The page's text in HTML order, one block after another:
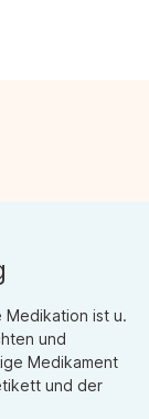
Medikation ist u.
und
Medikament
und der